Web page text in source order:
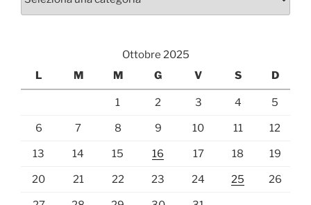
Ottobre 2025
L
M M G V S D
1 2 3 4 5
6 7 8 9 10 11 12
13 14 15 16 17 18 19
20 21 22 23 24 25 26